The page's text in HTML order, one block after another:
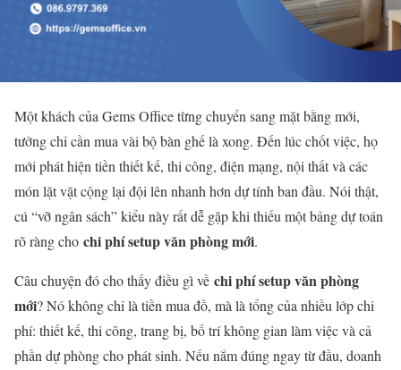
Một khách của Gems Office từng chuyển sang mặt bằng mới,
tưởng chỉ cần mua vài bộ bàn ghế là xong. Đến lúc chốt việc, họ
mới phát hiện tiền thiết kế, thi công, điện mạng, nội thất và các
món lặt vặt cộng lại đội lên nhanh hơn dự tính ban đầu. Nói thật,
cú “vỡ ngân sách” kiểu này rất dễ gặp khi thiếu một bảng dự toán
rõ ràng cho chi phí setup văn phòng mới.
Câu chuyện đó cho thấy điều gì về chi phí setup văn phòng
mới? Nó không chỉ là tiền mua đồ, mà là tổng của nhiều lớp chi
phí: thiết kế, thi công, trang bị, bố trí không gian làm việc và cả
phần dự phòng cho phát sinh. Nếu nắm đúng ngay từ đầu, doanh